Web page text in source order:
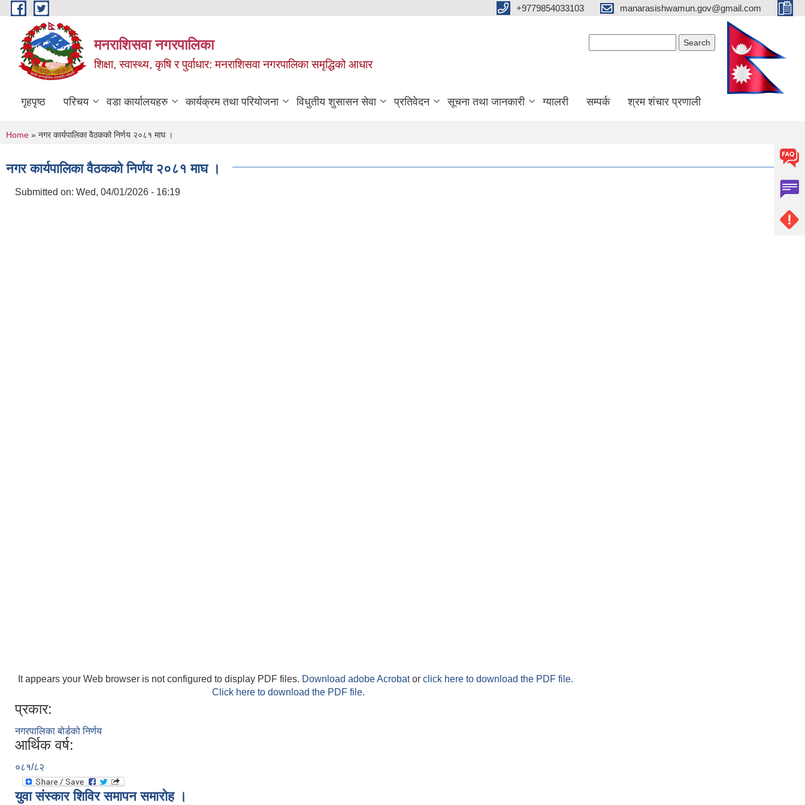
Skip to main content +9779854033103 manarasishwamun.gov@gmail.com
मनराशिसवा नगरपालिका
शिक्षा, स्वास्थ्य, कृषि र पुर्वाधार: मनराशिसवा नगरपालिका समृद्धिको आधार
गृहपृष्ठ परिचय वडा कार्यालयहरु कार्यक्रम तथा परियोजना विधुतीय शुसासन सेवा प्रतिवेदन सूचना तथा जानकारी ग्यालरी सम्पर्क श्रम शंचार प्रणाली
You are here
Home » नगर कार्यपालिका वैठकको निर्णय २०८१ माघ ।
नगर कार्यपालिका वैठकको निर्णय २०८१ माघ ।
Submitted on: Wed, 04/01/2026 - 16:19
It appears your Web browser is not configured to display PDF files. Download adobe Acrobator click here to download the PDF file.
Click here to download the PDF file.
प्रकार:
नगरपालिका बोर्डको निर्णय
आर्थिक वर्ष:
०८१/८२
युवा संस्कार शिविर समापन समारोह ।